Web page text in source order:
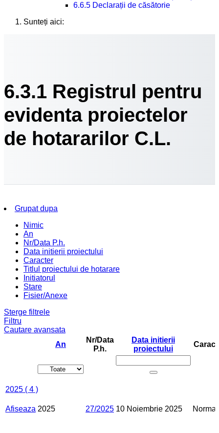
6.6.5 Declarații de căsătorie
Sunteți aici:
6.3.1 Registrul pentru
evidenta proiectelor
de hotararilor C.L.
Grupat dupa
Nimic
An
Nr/Data P.h.
Data initierii proiectului
Caracter
Titlul proiectului de hotarare
Initiatorul
Stare
Fisier/Anexe
Sterge filtrele
Filtru
Cautare avansata
An
Nr/Data
P.h.
Data initierii
proiectului
2025 ( 4 )
Afiseaza 2025 27/2025 10 Noiembrie 2025